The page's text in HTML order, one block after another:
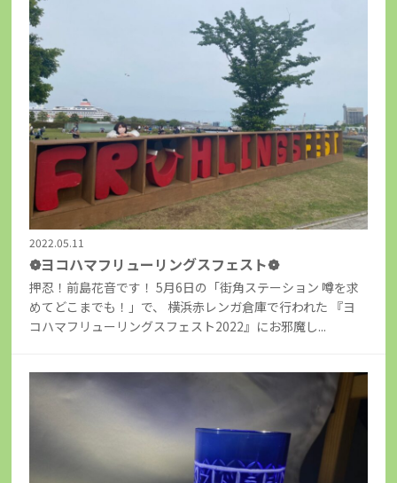
2022.05.11
❁ヨコハマフリューリングスフェスト❁
押忍！前島花音です！ 5月6日の「街角ステーション 噂を求
めてどこまでも！」で、 横浜赤レンガ倉庫で行われた 『ヨ
コハマフリューリングスフェスト2022』にお邪魔し...